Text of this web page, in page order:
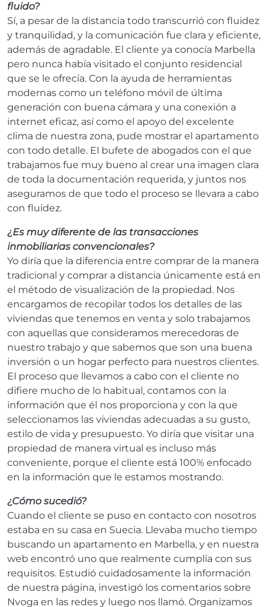
fluido?
Sí, a pesar de la distancia todo transcurrió con fluidez
y tranquilidad, y la comunicación fue clara y eficiente,
además de agradable. El cliente ya conocía Marbella
pero nunca había visitado el conjunto residencial
que se le ofrecía. Con la ayuda de herramientas
modernas como un teléfono móvil de última
generación con buena cámara y una conexión a
internet eficaz, así como el apoyo del excelente
clima de nuestra zona, pude mostrar el apartamento
con todo detalle. El bufete de abogados con el que
trabajamos fue muy bueno al crear una imagen clara
de toda la documentación requerida, y juntos nos
aseguramos de que todo el proceso se llevara a cabo
con fluidez.
¿Es muy diferente de las transacciones
inmobiliarias convencionales?
Yo diría que la diferencia entre comprar de la manera
tradicional y comprar a distancia únicamente está en
el método de visualización de la propiedad. Nos
encargamos de recopilar todos los detalles de las
viviendas que tenemos en venta y solo trabajamos
con aquellas que consideramos merecedoras de
nuestro trabajo y que sabemos que son una buena
inversión o un hogar perfecto para nuestros clientes.
El proceso que llevamos a cabo con el cliente no
difiere mucho de lo habitual, contamos con la
información que él nos proporciona y con la que
seleccionamos las viviendas adecuadas a su gusto,
estilo de vida y presupuesto. Yo diría que visitar una
propiedad de manera virtual es incluso más
conveniente, porque el cliente está 100% enfocado
en la información que le estamos mostrando.
¿Cómo sucedió?
Cuando el cliente se puso en contacto con nosotros
estaba en su casa en Suecia. Llevaba mucho tiempo
buscando un apartamento en Marbella, y en nuestra
web encontró uno que realmente cumplía con sus
requisitos. Estudió cuidadosamente la información
de nuestra página, investigó los comentarios sobre
Nvoga en las redes y luego nos llamó. Organizamos